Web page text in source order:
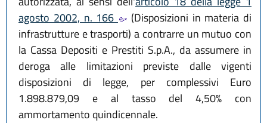
agosto 2002, n. 166
(Disposizioni in materia di
infrastrutture e trasporti) a contrarre un mutuo con
la Cassa Depositi e Prestiti S.p.A., da assumere in
deroga alle limitazioni previste dalle vigenti
disposizioni di legge, per complessivi Euro
1.898.879,09 e al tasso del 4,50% con
ammortamento quindicennale.